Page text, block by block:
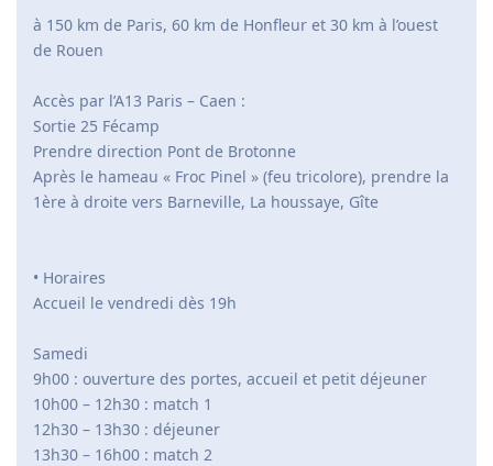
à 150 km de Paris, 60 km de Honfleur et 30 km à l’ouest
de Rouen
Accès par l’A13 Paris – Caen :
Sortie 25 Fécamp
Prendre direction Pont de Brotonne
Après le hameau « Froc Pinel » (feu tricolore), prendre la
1ère à droite vers Barneville, La houssaye, Gîte
• Horaires
Accueil le vendredi dès 19h
Samedi
9h00 : ouverture des portes, accueil et petit déjeuner
10h00 – 12h30 : match 1
12h30 – 13h30 : déjeuner
13h30 – 16h00 : match 2